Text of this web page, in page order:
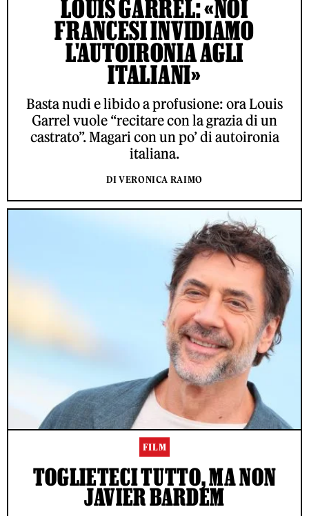
LOUIS GARREL: «NOI
FRANCESI INVIDIAMO
L'AUTOIRONIA AGLI
ITALIANI»
Basta nudi e libido a profusione: ora Louis
Garrel vuole “recitare con la grazia di un
castrato”. Magari con un po’ di autoironia
italiana.
DI VERONICA RAIMO
FILM
TOGLIETECI TUTTO, MA NON
JAVIER BARDEM